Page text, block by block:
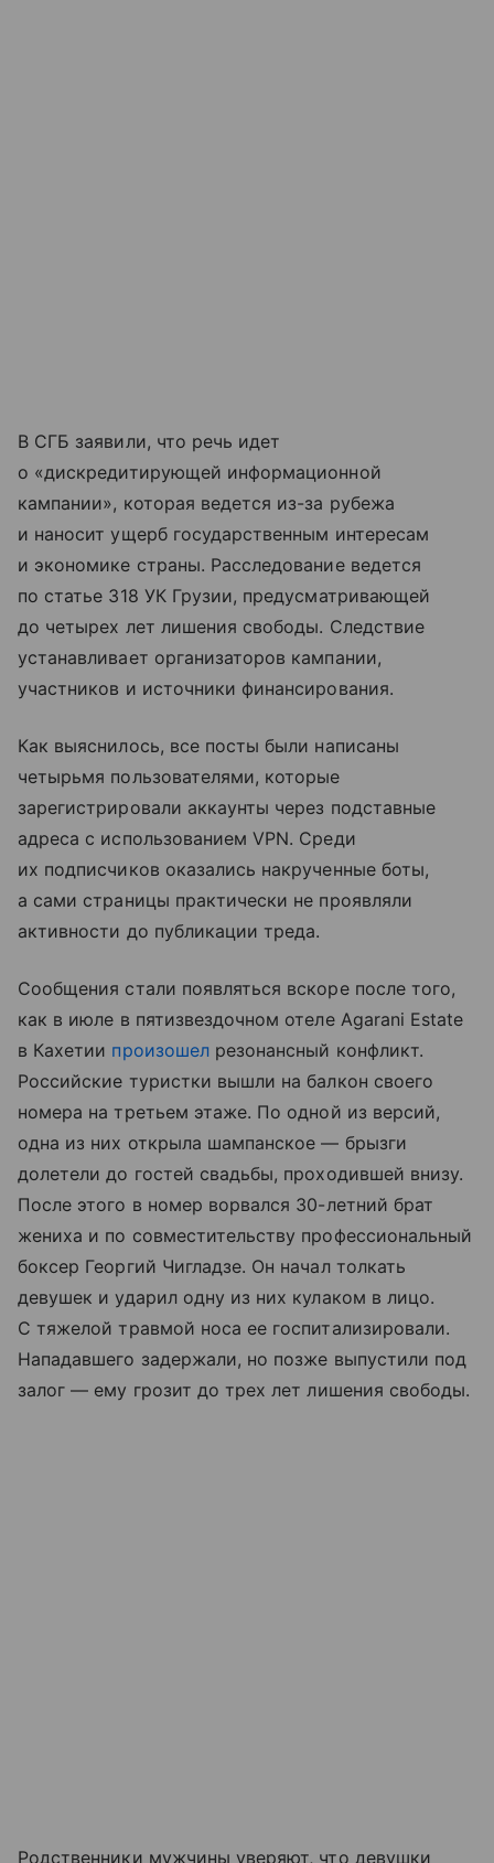
В СГБ заявили, что речь идет
о «дискредитирующей информационной
кампании», которая ведется из-за рубежа
и наносит ущерб государственным интересам
и экономике страны. Расследование ведется
по статье 318 УК Грузии, предусматривающей
до четырех лет лишения свободы. Следствие
устанавливает организаторов кампании,
участников и источники финансирования.
Как выяснилось, все посты были написаны
четырьмя пользователями, которые
зарегистрировали аккаунты через подставные
адреса с использованием VPN. Среди
их подписчиков оказались накрученные боты,
а сами страницы практически не проявляли
активности до публикации треда.
Сообщения стали появляться вскоре после того,
как в июле в пятизвездочном отеле Agarani Estate
в Кахетии произошелрезонансный конфликт.
Российские туристки вышли на балкон своего
номера на третьем этаже. По одной из версий,
одна из них открыла шампанское — брызги
долетели до гостей свадьбы, проходившей внизу.
После этого в номер ворвался 30-летний брат
жениха и по совместительству профессиональный
боксер Георгий Чигладзе. Он начал толкать
девушек и ударил одну из них кулаком в лицо.
С тяжелой травмой носа ее госпитализировали.
Нападавшего задержали, но позже выпустили под
залог — ему грозит до трех лет лишения свободы.
Родственники мужчины уверяют, что девушки